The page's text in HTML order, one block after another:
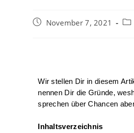
November 7, 2021
Wir stellen Dir in diesem
nennen Dir die Gründe,
sprechen über Chancen
Inhaltsverzeichnis